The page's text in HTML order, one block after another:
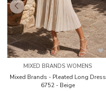
MIXED BRANDS WOMENS
Mixed Brands - Pleated Long Dress
6752 - Beige